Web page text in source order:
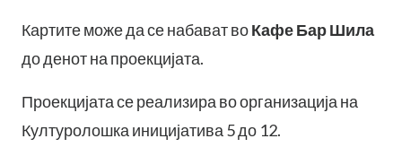
Картите може да се набават воКафе Бар Шила
до денот на проекцијата.
Проекцијата се реализира во организација на
Културолошка иницијатива 5 до 12.